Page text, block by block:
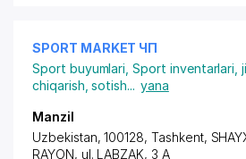
SPORT MARKET ЧП
Sport buyumlari ,Sport inventarlari,
chiqarish, sotish... yana
Manzil
Uzbekistan, 100128, Tashkent,
RAYON, ul. LABZAK, 3 A